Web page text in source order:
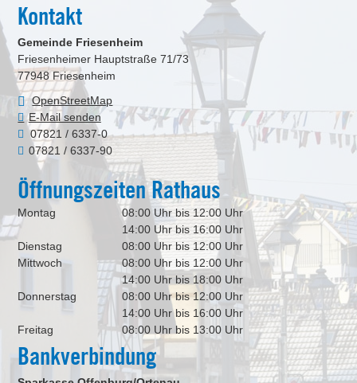
Kontakt
Gemeinde Friesenheim
Friesenheimer Hauptstraße 71/73
77948 Friesenheim
OpenStreetMap
E-Mail senden
07821 / 6337-0
07821 / 6337-90
Öffnungszeiten Rathaus
Montag
08:00 Uhr bis 12:00 Uhr
14:00 Uhr bis 16:00 Uhr
Dienstag
08:00 Uhr bis 12:00 Uhr
Mittwoch
08:00 Uhr bis 12:00 Uhr
14:00 Uhr bis 18:00 Uhr
Donnerstag
08:00 Uhr bis 12:00 Uhr
14:00 Uhr bis 16:00 Uhr
Freitag
08:00 Uhr bis 13:00 Uhr
Bankverbindung